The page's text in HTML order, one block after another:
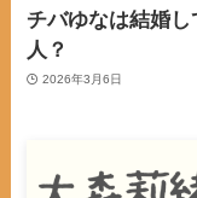
チバゆなは結婚
人？
2026年3月6日